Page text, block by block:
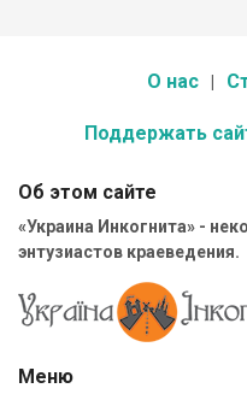
О нас
Поддержать
Об этом сайте
«Украина Инкогнита» -
энтузиастов краеведения.
Меню